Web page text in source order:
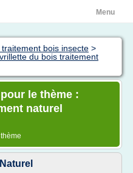
Menu
bois insecte >
vrillette du bois traitement
le thème :
naturel